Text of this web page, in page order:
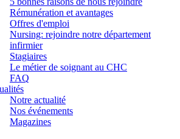
Rémunération et avantages
Offres d'emploi
Nursing: rejoindre notre département
infirmier
Stagiaires
Le métier de soignant au CHC
FAQ
Notre actualité
Nos événements
Magazines